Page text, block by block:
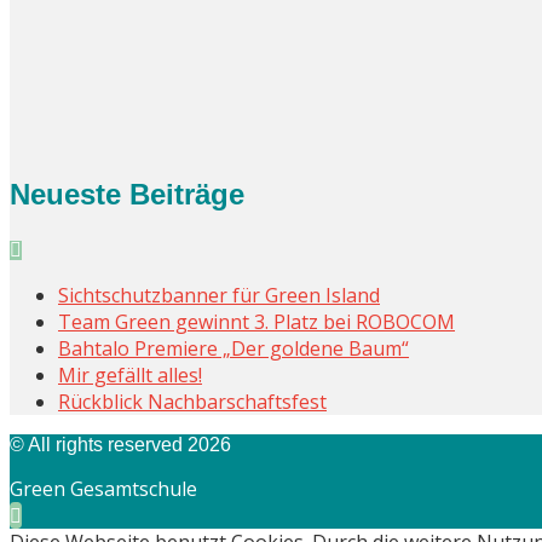
Neueste Beiträge
Sichtschutzbanner für Green Island
Team Green gewinnt 3. Platz bei ROBOCOM
Bahtalo Premiere „Der goldene Baum“
Mir gefällt alles!
Rückblick Nachbarschaftsfest
© All rights reserved 2026
Green Gesamtschule